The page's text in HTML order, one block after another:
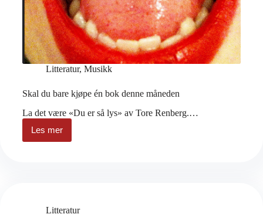
Litteratur, Musikk
Skal du bare kjøpe én bok denne måneden
La det være «Du er så lys» av Tore Renberg.…
Les mer
Skal
du
Litteratur